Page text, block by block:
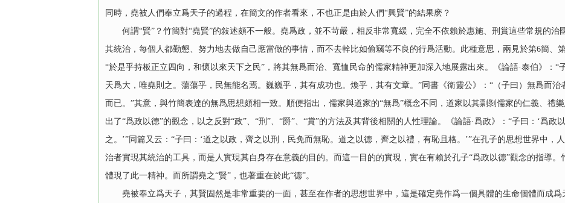
同時，堯被人們奉立爲天子的過程，在簡文的作者看來，不也正是由於人們“興賢”的結果麽？
何謂“賢”？竹簡對“堯賢”的敍述頗不一般。堯爲政，並不苛嚴，相反非常寬緩，完全不依賴於惠施、刑賞這些常規的治
其統治，每個人都勤懇、努力地去做自己應當做的事情，而不去幹比如偷竊等不良的行爲活動。此種意思，兩見於第6簡、
“於是乎持板正立四向，和懷以來天下之民”，將其無爲而治、寬恤民命的儒家精神更加深入地展露出來。《論語·泰伯》：“
天爲大，唯堯則之。蕩蕩乎，民無能名焉。巍巍乎，其有成功也。煥乎，其有文章。”同書《衛靈公》：“（子曰）無爲而
而已。”其意，與竹簡表達的無爲思想頗相一致。順便指出，儒家與道家的“無爲”概念不同，道家以其剽剝儒家的仁義、禮
出了“爲政以德”的觀念，以之反對“政”、“刑”、“爵”、“賞”的方法及其背後相關的人性理論。《論語·爲政》：“子曰：‘爲政
之。’”同篇又云：“子曰：‘道之以政，齊之以刑，民免而無恥。道之以德，齊之以禮，有恥且格。’”在孔子的思想世界中，
治者實現其統治的工具，而是人實現其自身存在意義的目的。而這一目的的實現，實在有賴於孔子“爲政以德”觀念的指導。
體現了此一精神。而所謂堯之“賢”，也著重在於此“德”。
堯被奉立爲天子，其賢固然是非常重要的一面，甚至在作者的思想世界中，這是確定堯作爲一個具體的生命個體而成爲